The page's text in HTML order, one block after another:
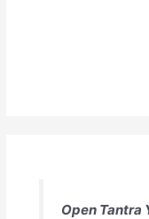
Open Tantra